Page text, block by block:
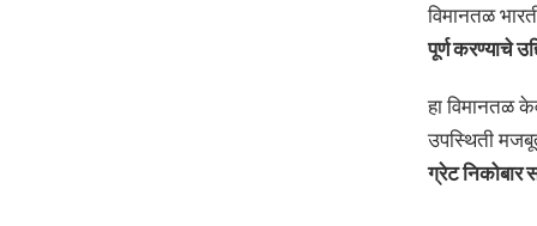
विमानतळ
पूर्ण करण्याचे
हा विमानतळ
उपस्थिती
ग्रेट निकोबार